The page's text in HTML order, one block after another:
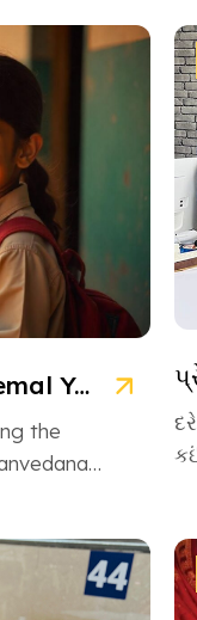
Sanvedana NGO and Premal Yojana: A Model of Social Service
the